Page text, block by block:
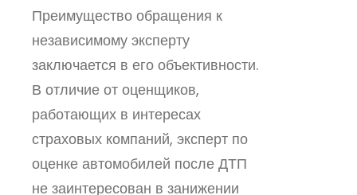
Преимущество обращения к
независимому эксперту
заключается в его объективности.
В отличие от оценщиков,
работающих в интересах
страховых компаний, эксперт по
оценке автомобилей после ДТП
не заинтересован в занижении